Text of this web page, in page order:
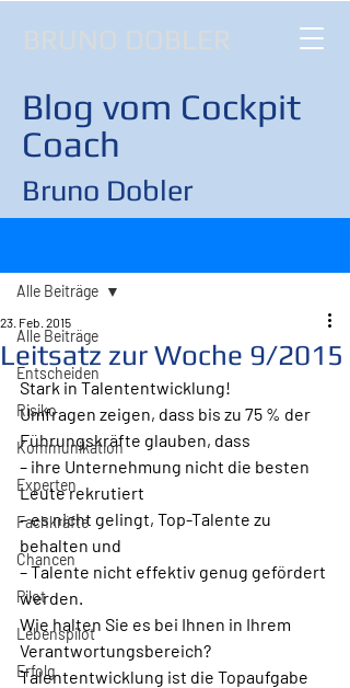
BRUNO DOBLER
Blog vom Cockpit
Coach
Bruno Dobler
Alle Beiträge
Entscheiden
Risiko
Kommunikation
Experten
Fachkräfte
Chancen
Pilot
Lebenspilot
Erfolg
Alle Beiträge
Leitsatz zur Woche 9/2015
23. Feb. 2015
Stark in Talententwicklung!
Umfragen zeigen, dass bis zu 75 % der
Führungskräfte glauben, dass
– ihre Unternehmung nicht die besten
Leute rekrutiert
– es nicht gelingt, Top-Talente zu
behalten und
– Talente nicht effektiv genug gefördert
werden.
Wie halten Sie es bei Ihnen in Ihrem
Verantwortungsbereich?
Talententwicklung ist die Topaufgabe